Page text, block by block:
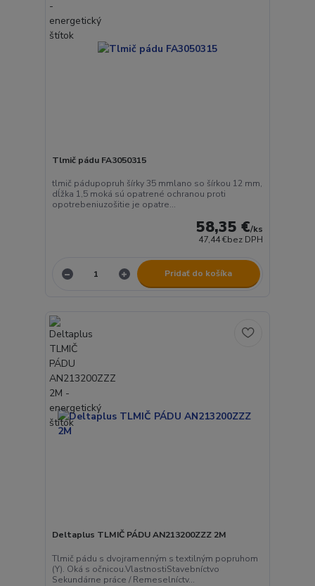
Tlmič pádu FA3050315
tlmič pádupopruh šírky 35 mmlano so šírkou 12 mm,
dĺžka 1,5 moká sú opatrené ochranou proti
opotrebeniuzošitie je opatre...
58,35 €/ks
47,44 €bez DPH
Pridať do košíka
Deltaplus TLMIČ PÁDU AN213200ZZZ 2M
Tlmič pádu s dvojramenným s textilným popruhom
(Y). Oká s očnicou.VlastnostiStavebníctvo
Sekundárne práce / Remeselníctv...